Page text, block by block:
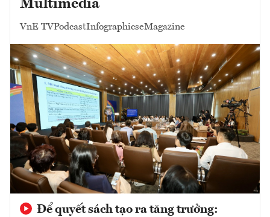
Multimedia
VnE TVPodcastInfographicseMagazine
Để quyết sách tạo ra tăng trưởng: